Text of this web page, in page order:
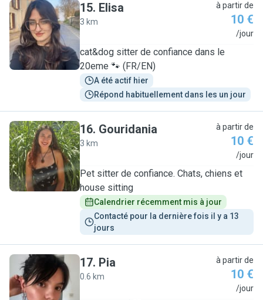
E
15. Elisa
3 km
à partir de
10 €
/jour
cat&dog sitter de confiance dans le
20eme 🐾 (FR/EN)
A été actif hier
Répond habituellement dans les un jour
G
16. Gouridania
3 km
à partir de
10 €
/jour
Pet sitter de confiance. Chats, chiens et
house sitting
Calendrier récemment mis à jour
Contacté pour la dernière fois il y a 13
jours
P
17. Pia
0.6 km
à partir de
10 €
/jour